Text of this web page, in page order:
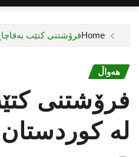
Homeفرۆشتنی كتێب
هەواڵ
فرۆشتنی
لە كوردستان